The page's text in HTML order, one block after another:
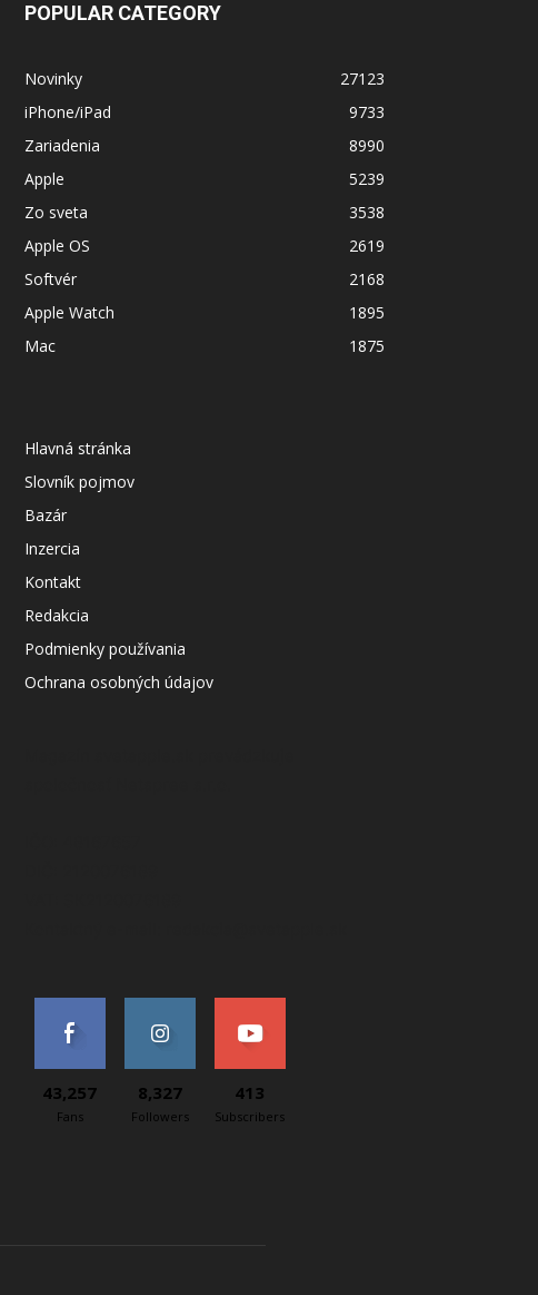
POPULAR CATEGORY
Novinky
27123
iPhone/iPad
9733
Zariadenia
8990
Apple
5239
Zo sveta
3538
Apple OS
2619
Softvér
2168
Apple Watch
1895
Mac
1875
Hlavná stránka
Slovník pojmov
Bazár
Inzercia
Kontakt
Redakcia
Podmienky používania
Ochrana osobných údajov
43,257
Fans
8,327
Followers
413
Subscribers